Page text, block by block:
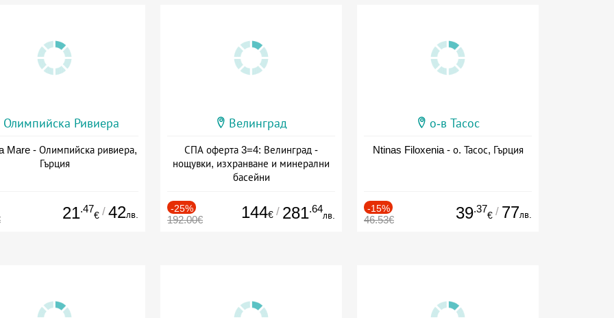
Олимпийска Ривиера
Mare - Олимпийска ривиера,
Гърция
21.47
€ / 42лв.
Велинград
СПА оферта 3=4: Велинград -
нощувки, изхранване и минерални
басейни
-25%
192.00€ 144€ / 281.64
лв.
о-в Тасос
Ntinas Filoxenia - о. Тасос, Гърция
-15%
46.53€ 39.37
€ / 77лв.